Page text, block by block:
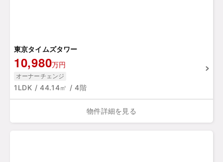
東京タイムズタワー
10,980万円
オーナーチェンジ
1LDK / 44.14㎡ / 4階
物件詳細を見る